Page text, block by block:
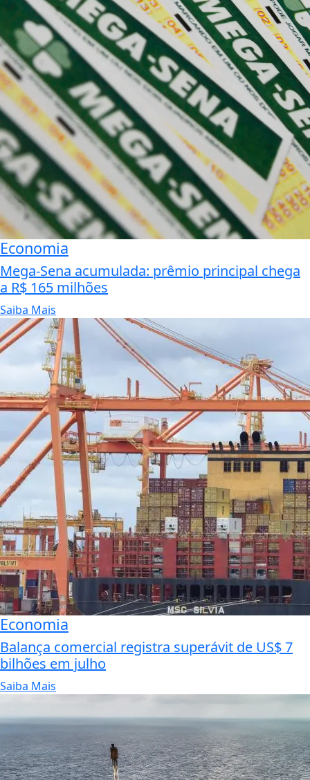
Economia
Mega-Sena acumulada: prêmio principal chega
a R$ 165 milhões
Saiba Mais
Economia
Balança comercial registra superávit de US$ 7
bilhões em julho
Saiba Mais